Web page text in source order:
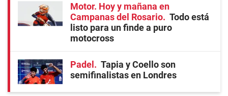
Motor. Hoy y mañana en
Campanas del Rosario
Todo está
listo para un finde a puro
motocross
Padel
Tapia y Coello son
semifinalistas en Londres